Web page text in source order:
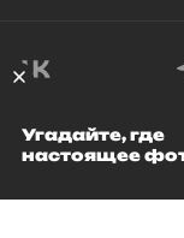
©
Угадайте, где
настоящее